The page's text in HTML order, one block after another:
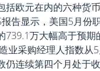
括欧元在内的六种货
报告显示，美国5月
739.1万大幅高于预期
业采购经理人指数从
仍连续第四个月处于收